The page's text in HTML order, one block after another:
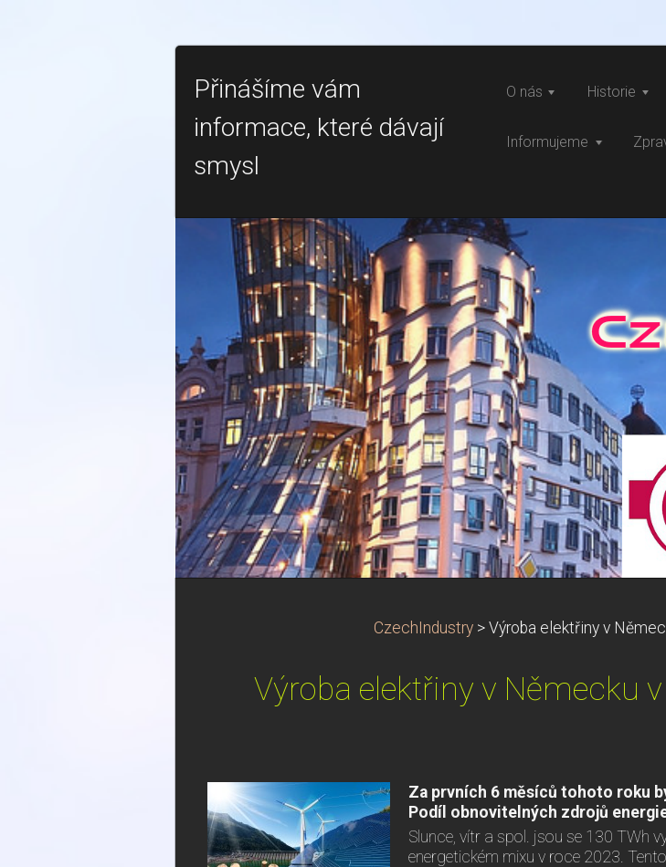
Přinášíme vám
informace, které dávají
smysl
O nás Historie
Informujeme
CzechIndustry > Výroba elektřiny v
Výroba elektřiny v Německu
Za prvních 6 měsíců tohoto roku
Podíl obnovitelných zdrojů
Slunce, vítr a spol. jsou se 130 TWh
energetickém mixu v roce 2023.